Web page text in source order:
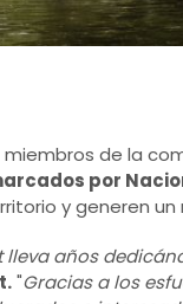
de la
por
y generen
años
"Gracias a los